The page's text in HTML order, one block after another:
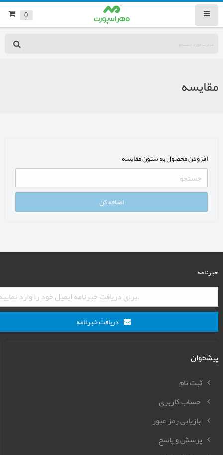
0
مقایسه
افزودن محصول به ستون مقایسه
اضافه کن
خبرنامه
دریافت خبرنامه
پیشخوان
ثبت نام
حساب کاربری
بازیابی رمز عبور
پرسش و پاسخ